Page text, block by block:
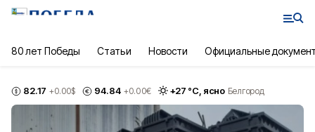
80 лет Победы Статьи Новости Официальные
82.17 +0.00$ 94.84 +0.00€ +27 °С, ясно Белгород